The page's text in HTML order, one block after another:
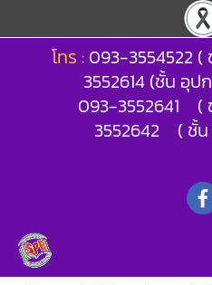
โทร : 093-3554522 (
3552614 (ชั้น อุ
093-3552641
3552642 ( ชั้น